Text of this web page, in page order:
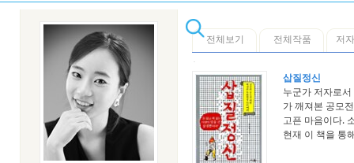
전체보기 전체작품 저
삽질정신
누군가 저자로
가 깨져본 공모
고픈 마음이다.
현재 이 책을 통